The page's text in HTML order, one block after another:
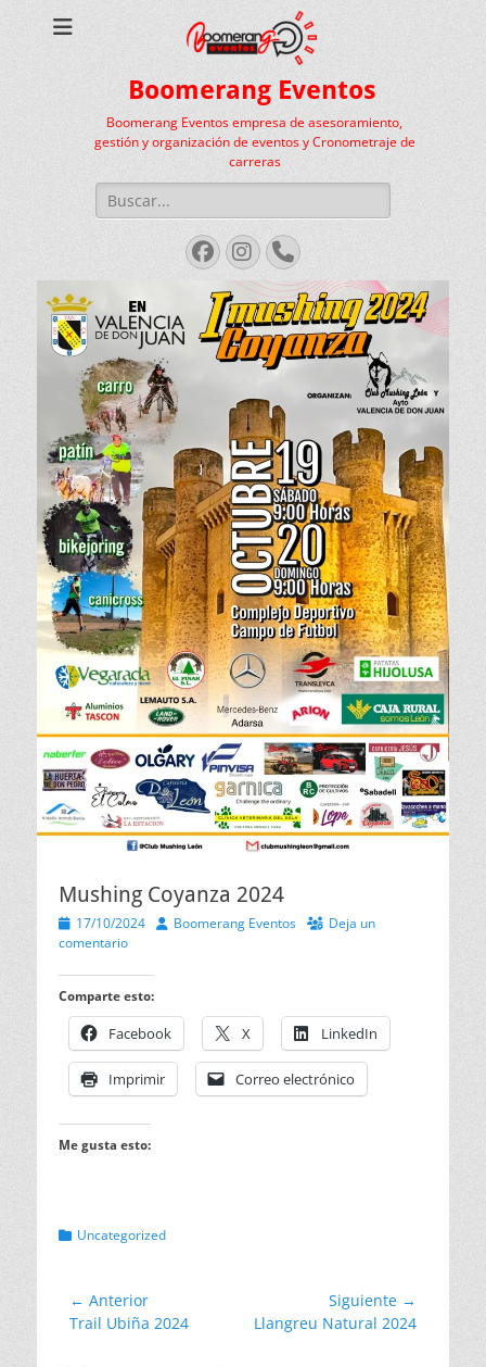
Boomerang Eventos
Boomerang Eventos empresa de asesoramiento,
gestión y organización de eventos y Cronometraje de
carreras
Buscar:
Facebook
Instagram
Teléfono
Mushing Coyanza 2024
Publicado
el
17/10/2024 AutorBoomerang Eventos
Deja un
comentario
Comparte esto:
Facebook X LinkedIn
Imprimir Correo electrónico
Me gusta esto:
Categorias
Uncategorized
Navegación
de
← Anterior
Entrada
Trail Ubiña 2024
Siguiente →
Entrada
Llangreu Natural 2024